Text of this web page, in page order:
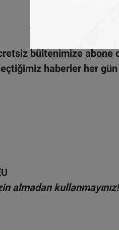
bültenimize
haberler her
almadan kullanmayınız!